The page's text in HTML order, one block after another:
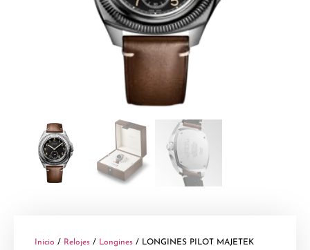
Inicio / Relojes / Longines / LONGINES PILOT MAJETEK